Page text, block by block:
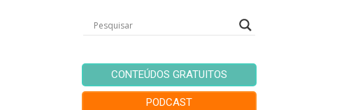
CONTEÚDOS GRATUITOS
PODCAST